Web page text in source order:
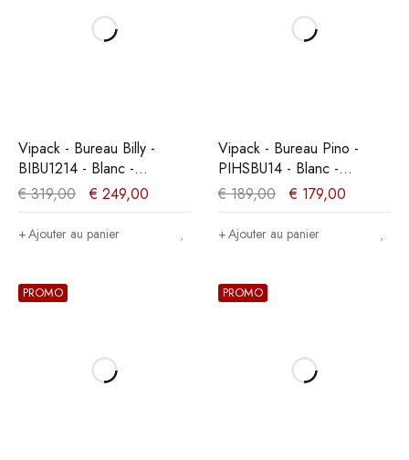
Vipack - Bureau Billy -
BIBU1214 - Blanc -
60x75,2x125cm
€319,00 € 249,00
Ajouter au panier
Vipack - Bureau Pino -
PIHSBU14 - Blanc -
67,9x72xcm
€189,00 € 179,00
Ajouter au panier
PROMO PROMO